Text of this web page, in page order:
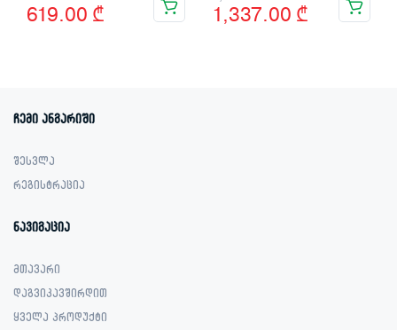
price
619.00 ₾
price
price
1,337.00 ₾
price
ჩემი ანგარიში
შესვლა
რეგისტრაცია
ნავიგაცია
მთავარი
დაგვიკავშირდით
ყველა პროდუქტი